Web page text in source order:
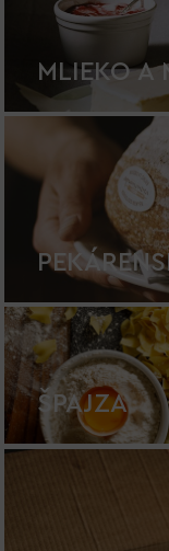
MLIEKO A
ŠPAJZA